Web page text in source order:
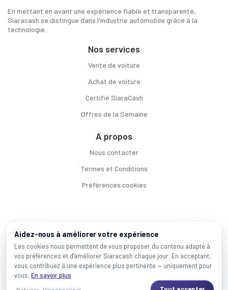
En mettant en avant une expérience fiable et transparente,
Siaracash se distingue dans l'industrie automobile grâce à la
technologie.
Nos services
Vente de voiture
Achat de voiture
Certifié SiaraCash
Offres de la Semaine
A propos
Nous contacter
Termes et Conditions
Préférences cookies
Voitures par ville
Casablanca | | Mohammadia |Salé | |
Marques populaires
Mercedes| |Volkswagen | Renault Toyota Peugeot
Aidez-nous à améliorer votre expérience
Les cookies nous permettent de vous proposer du contenu adapté à
vos préférences et d'améliorer Siaracash chaque jour. En acceptant,
vous contribuez à une expérience plus pertinente — uniquement pour
vous. En savoir plus